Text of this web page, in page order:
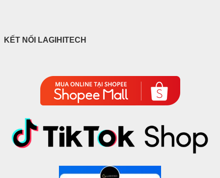
KẾT NỐI LAGIHITECH